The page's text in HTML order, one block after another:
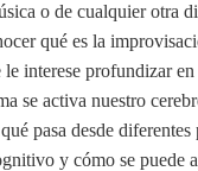
o de cualquier otra
qué es la
interese profundizar en
se activa nuestro
pasa desde diferentes
y cómo se puede